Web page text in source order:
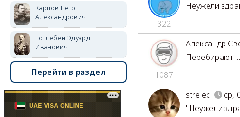
322
Неужели
1087
Александр
strelec
ср,
"Неужели
Карпов Петр
Александрович
Тотлебен Эдуард
Иванович
Перейти в раздел